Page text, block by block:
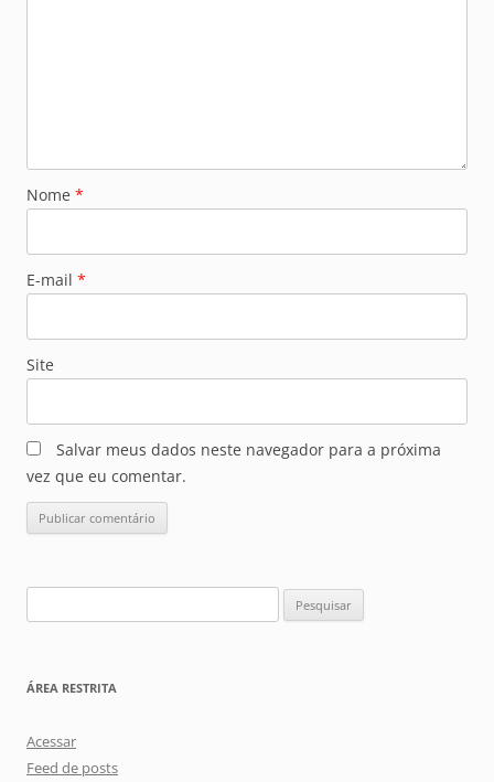
Nome *
E-mail *
Site
Salvar meus dados neste navegador para a próxima
vez que eu comentar.
por:
ÁREA RESTRITA
Acessar
Feed de posts